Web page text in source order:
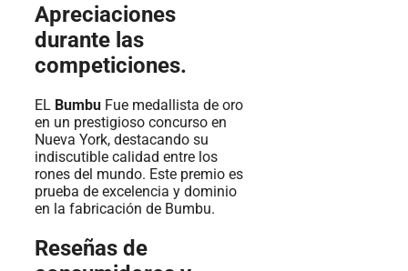
Apreciaciones
durante las
competiciones.
EL Bumbu Fue medallista de oro
en un prestigioso concurso en
Nueva York, destacando su
indiscutible calidad entre los
rones del mundo. Este premio es
prueba de excelencia y dominio
en la fabricación de Bumbu.
Reseñas de